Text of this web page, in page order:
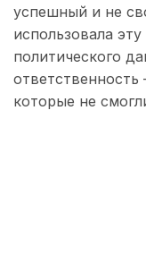
успешный и не
использовала
политического
ответственность
которые не